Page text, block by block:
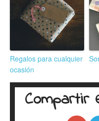
Regalos para cualquier
ocasión
Compartir